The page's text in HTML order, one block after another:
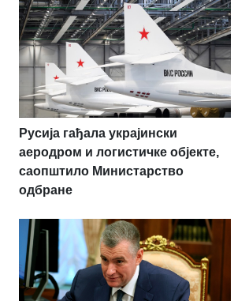
Русија гађала украјински
аеродром и логистичке објекте,
саопштило Министарство
одбране